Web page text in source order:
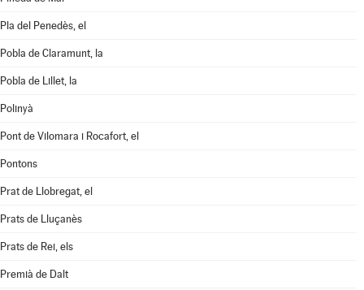
Pla del Penedès, el
Pobla de Claramunt, la
Pobla de Lillet, la
Polinyà
Pont de Vilomara i Rocafort, el
Pontons
Prat de Llobregat, el
Prats de Lluçanès
Prats de Rei, els
Premià de Dalt